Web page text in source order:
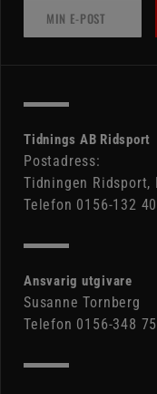
Tidnings AB Ridsport
Postadress:
Tidningen Ridsport,
Telefon 0156-132
Ansvarig utgivare
Susanne Tornberg
Telefon 0156-348 75